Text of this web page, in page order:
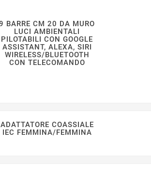
BARRE CM 20 DA MURO
LUCI AMBIENTALI
PILOTABILI CON GOOGLE
ASSISTANT, ALEXA, SIRI
WIRELESS/BLUETOOTH
CON TELECOMANDO
ADATTATORE COASSIALE
IEC FEMMINA/FEMMINA